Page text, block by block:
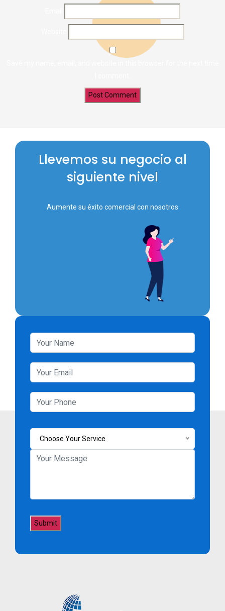
Llevemos su negocio al
siguiente nivel
Aumente su éxito comercial con nosotros
Choose Your Service